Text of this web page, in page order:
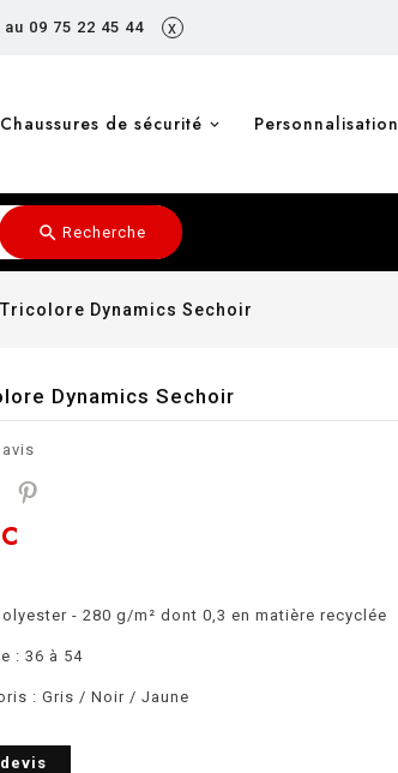
09 75 22 45 44 x
Chaussures de sécurité Personnalisation
search Recherche
Dynamics Sechoir
Dynamics Sechoir
- 280 g/m² dont 0,3 en matière recyclée
: 36 à 54
: Gris / Noir / Jaune